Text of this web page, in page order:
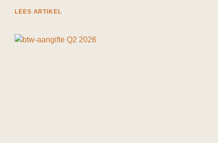
LEES ARTIKEL